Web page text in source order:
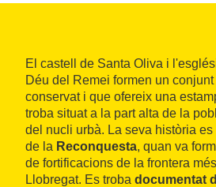
El castell de Santa Oliva i
Déu del Remei formen un
conservat i que ofereix una
troba situat a la part alta de la
del nucli urbà. La seva història
de la Reconquesta, quan va
de fortificacions de la frontera
Llobregat. Es troba documentat